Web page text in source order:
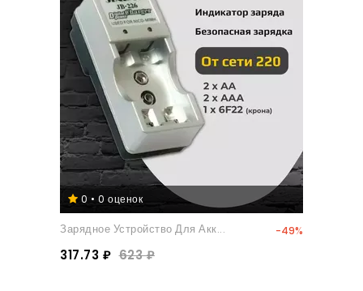
0 • 0 оценок
Зарядное Устройство Для Акк... -49%
317.73 ₽ 623 ₽